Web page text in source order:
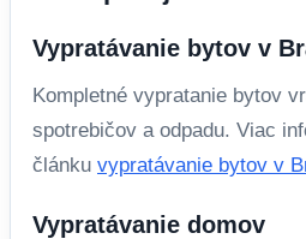
Vypratávanie bytov v
Kompletné vypratanie bytov
spotrebičov a odpadu. Viac
článku vypratávanie bytov v
Vypratávanie domov